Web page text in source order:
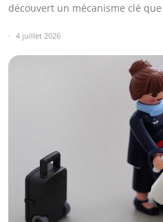
découvert un mécanisme clé
4 juillet 2026